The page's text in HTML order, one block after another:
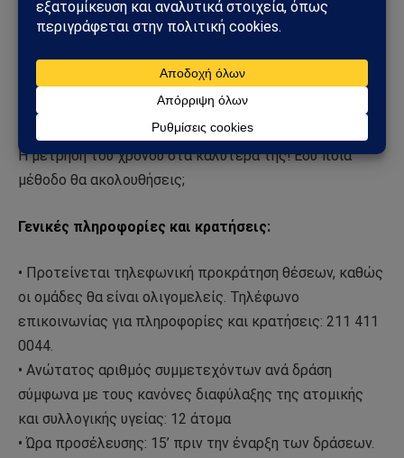
κατάφερναν άραγε;
Ηλιακά και υδραυλικά ωρολόγια, ωρολόγια «αράχνες»
αλλά και το αττικό και σεληνιακό ημερολόγιο μάς
δίνουν πολύτιμα στοιχεία για να φτάσουμε στη
Γεναριάτικη διάθεση του Ποσειδώνα και του
Η μέτρηση του χρόνου στα καλύτερα της! Εσύ ποια
μέθοδο θα ακολουθήσεις;
Γενικές πληροφορίες και κρατήσεις:
• Προτείνεται τηλεφωνική προκράτηση θέσεων, καθώς
οι ομάδες θα είναι ολιγομελείς. Τηλέφωνο
επικοινωνίας για πληροφορίες και κρατήσεις: 211 411
0044.
• Ανώτατος αριθμός συμμετεχόντων ανά δράση
σύμφωνα με τους κανόνες διαφύλαξης της ατομικής
και συλλογικής υγείας: 12 άτομα
• Ώρα προσέλευσης: 15’ πριν την έναρξη των δράσεων.